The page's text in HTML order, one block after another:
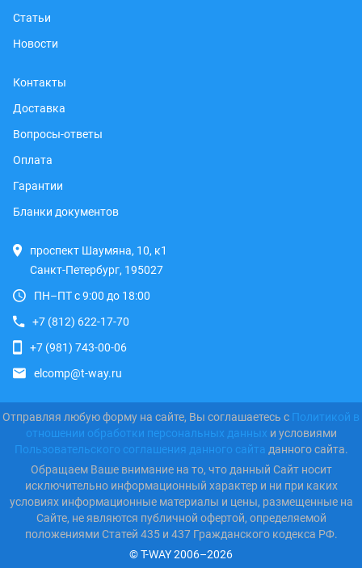
Статьи
Новости
Контакты
Доставка
Вопросы-ответы
Оплата
Гарантии
Бланки документов
проспект Шаумяна, 10, к1
Санкт-Петербург, 195027
ПН–ПТ с 9:00 до 18:00
+7 (812) 622-17-70
+7 (981) 743-00-06
elcomp@t-way.ru
Отправляя любую форму на сайте, Вы соглашаетесь с Политикой в
отношении обработки персональных данных и условиями
Пользовательского соглашения данного сайта данного сайта.
Обращаем Ваше внимание на то, что данный Сайт носит
исключительно информационный характер и ни при каких
условиях информационные материалы и цены, размещенные на
Сайте, не являются публичной офертой, определяемой
положениями Статей 435 и 437 Гражданского кодекса РФ.
© T-WAY 2006–2026